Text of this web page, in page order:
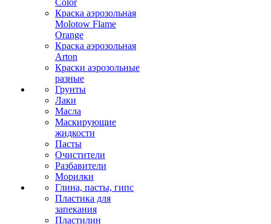
Color
Краска аэрозольная
Molotow Flame
Orange
Краска аэрозольная
Arton
Краски аэрозольные
разные
Грунты
Лаки
Масла
Маскирующие
жидкости
Пасты
Очистители
Разбавители
Морилки
Глина, пасты, гипс
Пластика для
запекания
Пластилин